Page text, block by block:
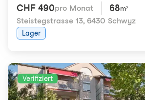
CHF 490pro Monat 68m²
Steistegstrasse 13, 6430 Schwyz
Lager
Verifiziert